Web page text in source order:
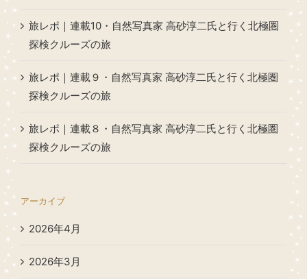
旅レポ｜連載10・自然写真家 高砂淳二氏と行く北極圏
探検クルーズの旅
旅レポ｜連載９・自然写真家 高砂淳二氏と行く北極圏
探検クルーズの旅
旅レポ｜連載８・自然写真家 高砂淳二氏と行く北極圏
探検クルーズの旅
アーカイブ
2026年4月
2026年3月